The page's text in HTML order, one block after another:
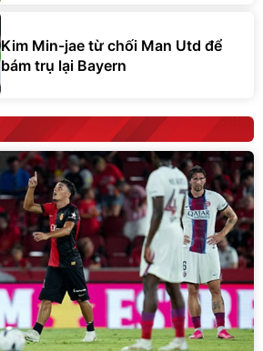
Kim Min-jae từ chối Man Utd để
bám trụ lại Bayern